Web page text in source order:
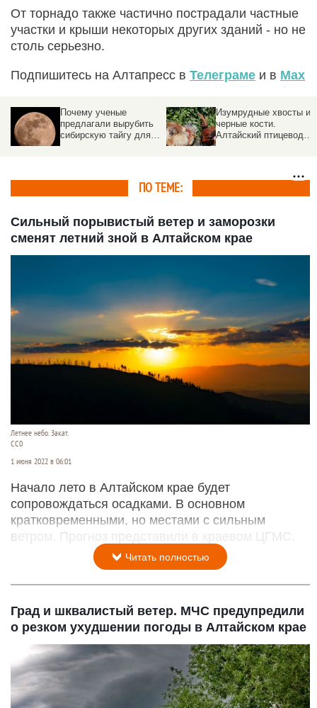
От торнадо также частично пострадали частные
участки и крыши некоторых других зданий - но не
столь серьезно.
Подпишитесь на Алтапресс в Телеграме и в Max
Почему ученые
предлагали вырубить
сибирскую тайгу для
Изумрудные хвосты и
черные кости.
Алтайский птицевод
ПО ТЕМЕ:
Сильный порывистый ветер и заморозки
сменят летний зной в Алтайском крае
Летнее небо. Закат.
CC0
1 июня 2022 в 06:01
Начало лето в Алтайском крае будет
сопровождаться осадками. В основном
кратковременными, но местами с сильным
ветром. Прогноз представили в краевом ЦГМС.
Читать полностью
Град и шквалистый ветер. МЧС предупредили
о резком ухудшении погоды в Алтайском крае